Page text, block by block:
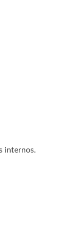
internos.